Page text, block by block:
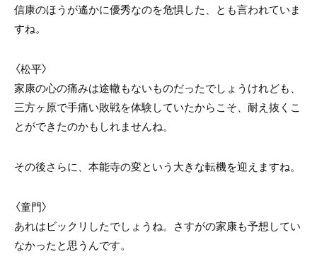
信康のほうが遙かに優秀なのを危惧した、とも言われていま
すね。
〈松平〉
家康の心の痛みは途轍もないものだったでしょうけれども、
三方ヶ原で手痛い敗戦を体験していたからこそ、耐え抜くこ
とができたのかもしれませんね。
その後さらに、本能寺の変という大きな転機を迎えますね。
〈童門〉
あれはビックリしたでしょうね。さすがの家康も予想してい
なかったと思うんです。